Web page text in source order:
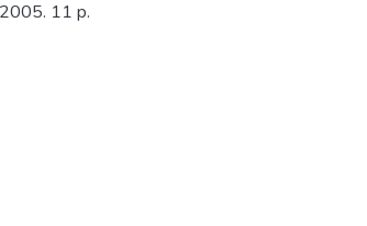
11 p.